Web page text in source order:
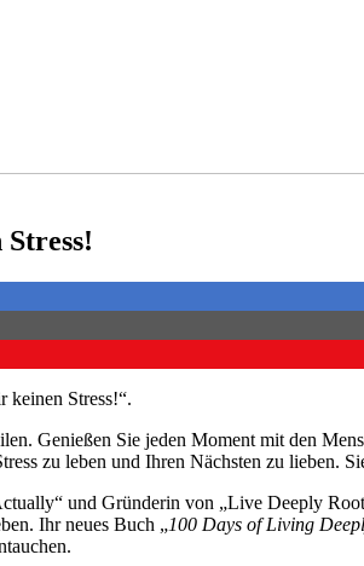
keinen Stress!“.
Genießen Sie jeden Moment mit den
zu leben und Ihren Nächsten zu lieben.
und Gründerin von „Live Deeply
Ihr neues Buch „100 Days of Living